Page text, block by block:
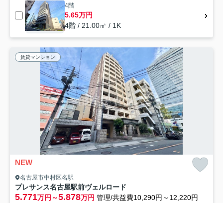
4階
5.65万円
4階 / 21.00㎡ / 1K
賃貸マンション
NEW
名古屋市中村区名駅
プレサンス名古屋駅前ヴェルロード
5.771万円～5.878万円 管理/共益費10,290円～12,220円